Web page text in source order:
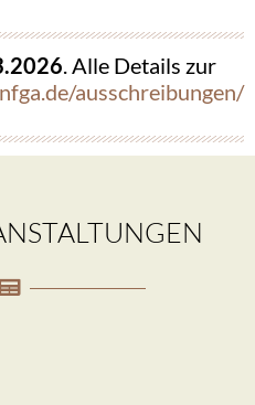
. Alle Details zur
ausschreibungen/